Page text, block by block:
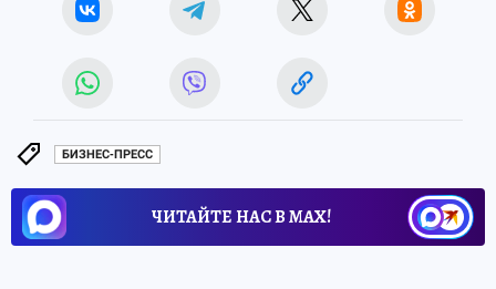
БИЗНЕС-ПРЕСС
ЧИТАЙТЕ НАС В МАХ!